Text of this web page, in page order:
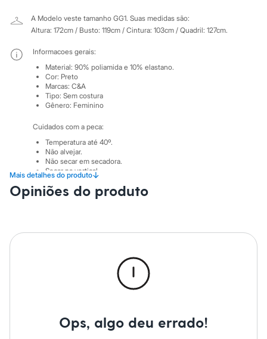
Yessica
Moda esportiva
Acessórios
Blusas
Calçados
Leggings
Shorts e Bermudas
Moda íntima
Calcinhas
Cintas e Modeladores
Meias
Pijamas
Sutiãs e Tops
Moda praia
Biquínis
Maiôs
Saídas de praia
Calças
Dia dos Pais
A Modelo veste tamanho GG1. Suas medidas são:
Altura: 172cm / Busto: 119cm / Cintura: 103cm / Quadril: 127cm.
Mais detalhes do produto↓
Informacoes gerais:
Material: 90% poliamida e 10% elastano.
Cor: Preto
Marcas: C&A
Tipo: Sem costura
Gênero: Feminino
Cuidados com a peca:
Temperatura até 40º.
Não alvejar.
Não secar em secadora.
Secar na vertical.
Não passar.
Não lavar a seco.
Não limpar a úmido.
Opiniões do produto
Ops, algo deu errado!